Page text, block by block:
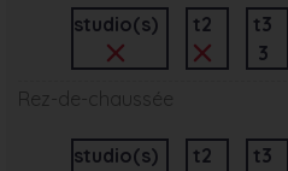
studio(s) t2
t3
3
Rez-de-chaussée
studio(s)
t2
t3